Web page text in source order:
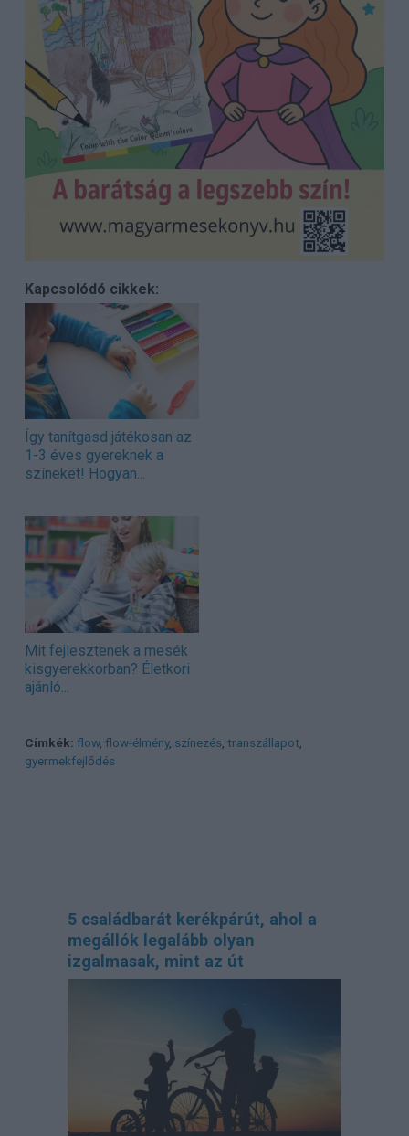
Kapcsolódó cikkek:
Így tanítgasd játékosan az
1-3 éves gyereknek a
színeket! Hogyan...
Mit fejlesztenek a mesék
kisgyerekkorban? Életkori
ajánló...
Címkék: flow, flow-élmény, színezés, transzállapot
gyermekfejlődés
5 családbarát kerékpárút, ahol a
megállók legalább olyan
izgalmasak, mint az út